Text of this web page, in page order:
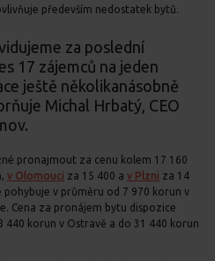
především nedostatek bytů.
za poslední
17 zájemců na jeden
ještě několikanásobně
Michal Hrbatý, CEO
pronajmout za cenu kolem 17 160
v Olomouci za 15 400 a v Plzni za 14
pohybuje v průměru od 7 970 korun v
Cena za pronájem bytu dispozice
440 korun v Ostravě a do 31 440 korun